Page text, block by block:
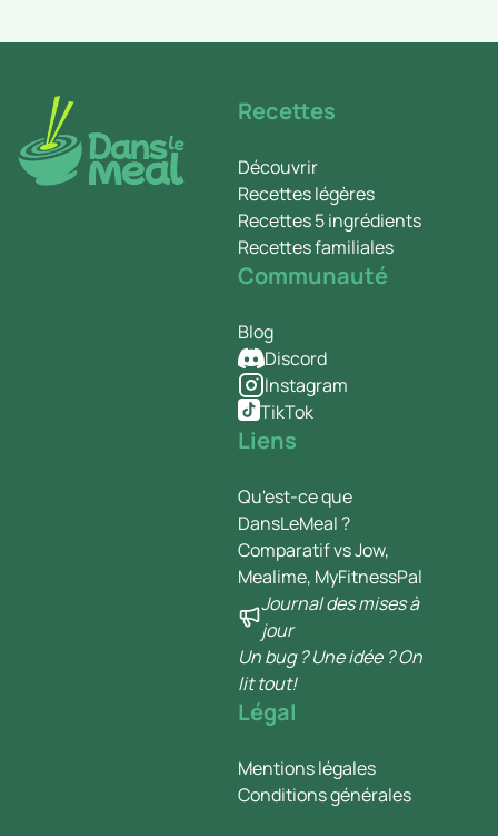
Recettes
Découvrir
Recettes légères
Recettes 5 ingrédients
Recettes familiales
Communauté
Blog
Discord
Instagram
TikTok
Liens
Qu'est-ce que
DansLeMeal ?
Comparatif vs Jow,
Mealime, MyFitnessPal
Journal des mises à
jour
Un bug ? Une idée ? On
lit tout!
Légal
Mentions légales
Conditions générales